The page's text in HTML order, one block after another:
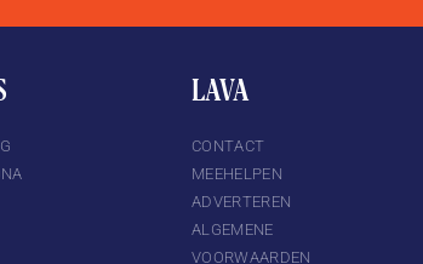
LAVA
CONTACT
MEEHELPEN
ADVERTEREN
ALGEMENE
VOORWAARDEN